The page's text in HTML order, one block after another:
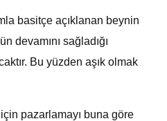
basitçe açıklanan beynin
devamını sağladığı
Bu yüzden aşık olmak
pazarlamayı buna göre